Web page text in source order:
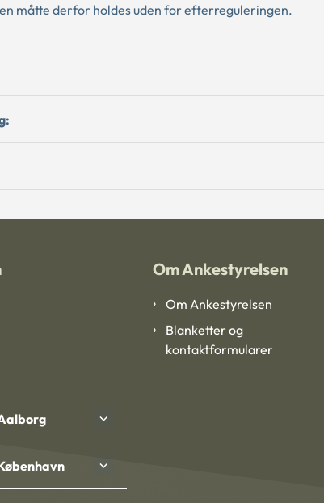
måtte derfor holdes uden for efterreguleringen.
Om Ankestyrelsen
Om Ankestyrelsen
Blanketter og
kontaktformularer